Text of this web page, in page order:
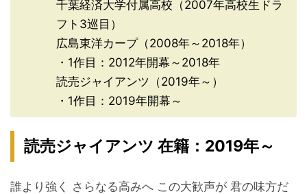
千葉経済大学付属高校（2007年高校生ドラ
フト3巡目）
広島東洋カープ（2008年～2018年）
・1作目：2012年開幕～2018年
読売ジャイアンツ（2019年～）
・1作目：2019年開幕～
読売ジャイアンツ 在籍：2019年～
誰より強く さらなる高みへ この大歓声が 君の味方だ